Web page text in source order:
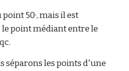
50·, mais il est
point médiant entre le
séparons les points d'une